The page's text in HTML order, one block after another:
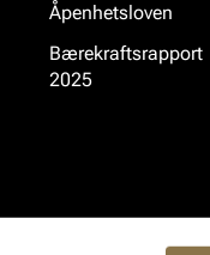
Åpenhetsloven
Bærekraftsrapport
2025